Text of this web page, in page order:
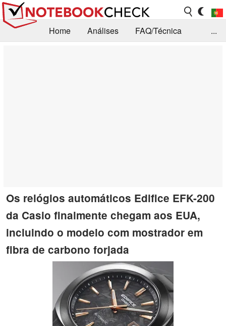
Home Análises
FAQ/Técnica
...
Os relógios automáticos Edifice EFK-200
da Casio finalmente chegam aos EUA,
incluindo o modelo com mostrador em
fibra de carbono forjada